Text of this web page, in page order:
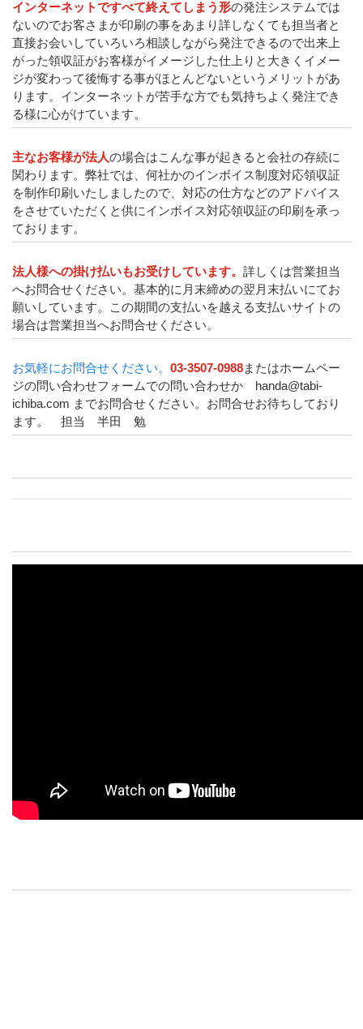
インターネットですべて終えてしまう形の発注システムでは
ないのでお客さまが印刷の事をあまり詳しなくても担当者と
直接お会いしていろいろ相談しながら発注できるので出来上
がった領収証がお客様がイメージした仕上りと大きくイメー
ジが変わって後悔する事がほとんどないというメリットがあ
ります。インターネットが苦手な方でも気持ちよく発注でき
る様に心がけています。
主なお客様が法人の場合はこんな事が起きると会社の存続に
関わります。弊社では、何社かのインボイス制度対応領収証
を制作印刷いたしましたので、対応の仕方などのアドバイス
をさせていただくと供にインボイス対応領収証の印刷を承っ
ております。
法人様への掛け払いもお受けしています。 詳しくは営業担当
へお問合せください。基本的に月末締めの翌月末払いにてお
願いしています。この期間の支払いを越える支払いサイトの
場合は営業担当へお問合せください。
お気軽にお問合せください。 03-3507-0988またはホームペー
ジの問い合わせフォームでの問い合わせか handa@tabi-
ichiba.com までお問合せください。お問合せお待ちしており
ます。 担当 半田 勉